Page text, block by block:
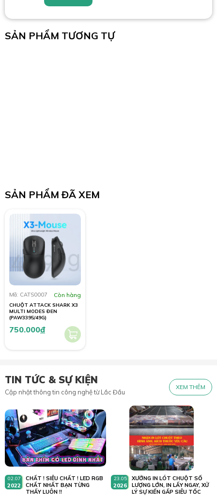
SẢN PHẨM TƯƠNG TỰ
SẢN PHẨM ĐÃ XEM
Mã: CATS0007 Còn hàng
CHUỘT ATTACK SHARK X3
MULTI MODES ĐEN
(PAW3395/49G)
750.000đ
TIN TỨC & SỰ KIỆN
Cập nhật thông tin công nghệ từ Lắc Đầu
XEM THÊM
02.07
2022
CHẤT ! SIÊU CHẤT ! LED RGB
CHẤT NHẤT BẠN TỪNG
THẤY LUÔN !!
23.05
2026
XƯỞNG IN LÓT CHUỘT SỐ
LƯỢNG LỚN, IN LẤY NGAY, XỬ
LÝ SỰ KIẾN GẤP SIÊU TỐC